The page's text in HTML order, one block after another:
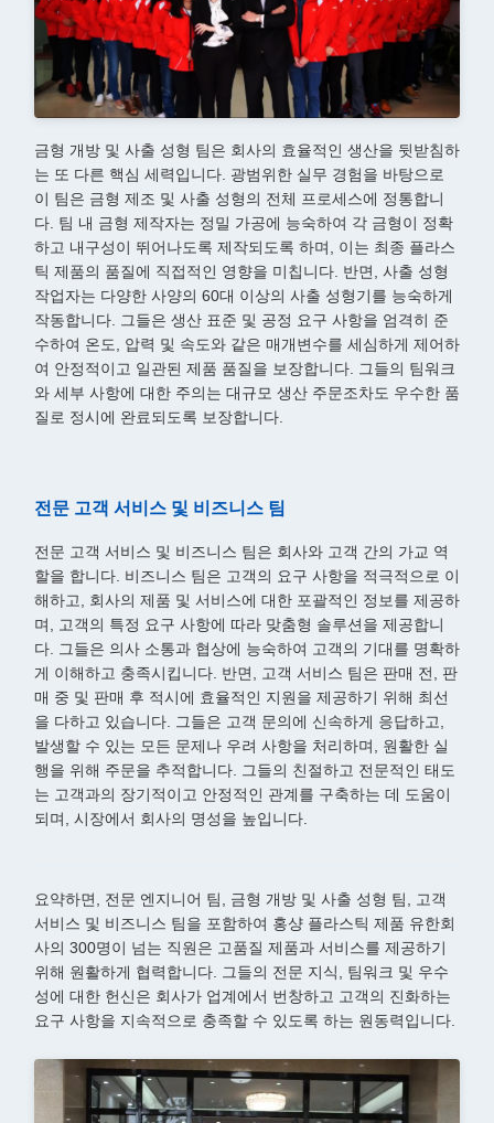
금형 개방 및 사출 성형 팀은 회사의 효율적인 생산을 뒷받침하
는 또 다른 핵심 세력입니다. 광범위한 실무 경험을 바탕으로
이 팀은 금형 제조 및 사출 성형의 전체 프로세스에 정통합니
다. 팀 내 금형 제작자는 정밀 가공에 능숙하여 각 금형이 정확
하고 내구성이 뛰어나도록 제작되도록 하며, 이는 최종 플라스
틱 제품의 품질에 직접적인 영향을 미칩니다. 반면, 사출 성형
작업자는 다양한 사양의 60대 이상의 사출 성형기를 능숙하게
작동합니다. 그들은 생산 표준 및 공정 요구 사항을 엄격히 준
수하여 온도, 압력 및 속도와 같은 매개변수를 세심하게 제어하
여 안정적이고 일관된 제품 품질을 보장합니다. 그들의 팀워크
와 세부 사항에 대한 주의는 대규모 생산 주문조차도 우수한 품
질로 정시에 완료되도록 보장합니다.
전문 고객 서비스 및 비즈니스 팀
전문 고객 서비스 및 비즈니스 팀은 회사와 고객 간의 가교 역
할을 합니다. 비즈니스 팀은 고객의 요구 사항을 적극적으로 이
해하고, 회사의 제품 및 서비스에 대한 포괄적인 정보를 제공하
며, 고객의 특정 요구 사항에 따라 맞춤형 솔루션을 제공합니
다. 그들은 의사 소통과 협상에 능숙하여 고객의 기대를 명확하
게 이해하고 충족시킵니다. 반면, 고객 서비스 팀은 판매 전, 판
매 중 및 판매 후 적시에 효율적인 지원을 제공하기 위해 최선
을 다하고 있습니다. 그들은 고객 문의에 신속하게 응답하고,
발생할 수 있는 모든 문제나 우려 사항을 처리하며, 원활한 실
행을 위해 주문을 추적합니다. 그들의 친절하고 전문적인 태도
는 고객과의 장기적이고 안정적인 관계를 구축하는 데 도움이
되며, 시장에서 회사의 명성을 높입니다.
요약하면, 전문 엔지니어 팀, 금형 개방 및 사출 성형 팀, 고객
서비스 및 비즈니스 팀을 포함하여 홍샹 플라스틱 제품 유한회
사의 300명이 넘는 직원은 고품질 제품과 서비스를 제공하기
위해 원활하게 협력합니다. 그들의 전문 지식, 팀워크 및 우수
성에 대한 헌신은 회사가 업계에서 번창하고 고객의 진화하는
요구 사항을 지속적으로 충족할 수 있도록 하는 원동력입니다.